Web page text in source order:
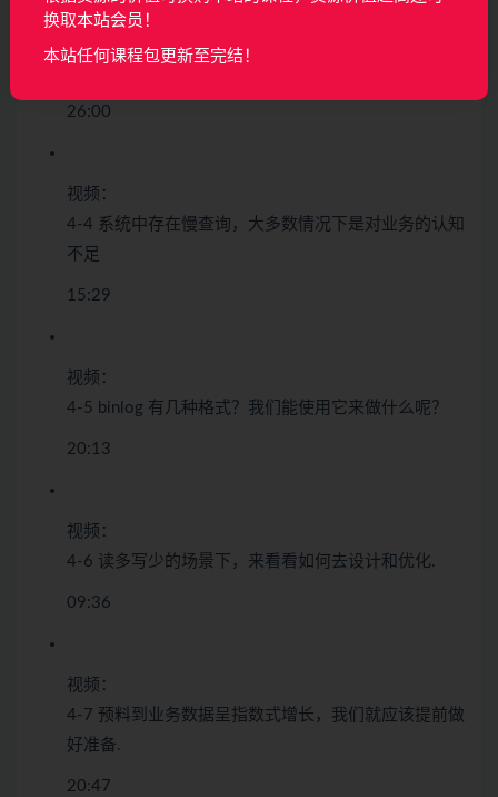
26:00
视频：
4-4 系统中存在慢查询，大多数情况下是对业务的认知
不足
15:29
视频：
4-5 binlog 有几种格式？我们能使用它来做什么呢？
20:13
视频：
4-6 读多写少的场景下，来看看如何去设计和优化.
09:36
视频：
4-7 预料到业务数据呈指数式增长，我们就应该提前做
好准备.
20:47
换取本站会员！
本站任何课程包更新至完结！